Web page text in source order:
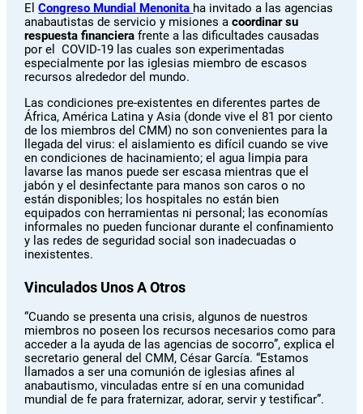
ElCongreso Mundial Menonita ha invitado a las agencias
anabautistas de servicio y misiones acoordinar su
respuesta financiera frente a las dificultades causadas
por el COVID-19 las cuales son experimentadas
especialmente por las iglesias miembro de escasos
recursos alrededor del mundo.
Las condiciones pre-existentes en diferentes partes de
África, América Latina y Asia (donde vive el 81 por ciento
de los miembros del CMM) no son convenientes para la
llegada del virus: el aislamiento es difícil cuando se vive
en condiciones de hacinamiento; el agua limpia para
lavarse las manos puede ser escasa mientras que el
jabón y el desinfectante para manos son caros o no
están disponibles; los hospitales no están bien
equipados con herramientas ni personal; las economías
informales no pueden funcionar durante el confinamiento
y las redes de seguridad social son inadecuadas o
inexistentes.
Vinculados Unos A Otros
“Cuando se presenta una crisis, algunos de nuestros
miembros no poseen los recursos necesarios como para
acceder a la ayuda de las agencias de socorro”, explica el
secretario general del CMM, César García. “Estamos
llamados a ser una comunión de iglesias afines al
anabautismo, vinculadas entre sí en una comunidad
mundial de fe para fraternizar, adorar, servir y testificar”.